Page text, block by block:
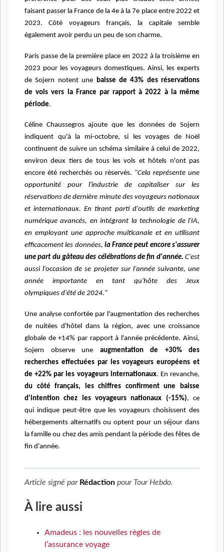
faisant passer la France de la 4e à la 7e place entre 2022 et
2023.Côté voyageurs français, la capitale semble
également avoir perdu un peu de son charme.
Paris passe de la première place en 2022 à la troisième en
2023 pour les voyageurs domestiques. Ainsi, les experts
de Sojern notent une baisse de 43% des réservations
devols vers la France par rapport à 2022 à la même
période.
Céline Chaussegros ajoute que les données de Sojern
indiquent qu'à la mi-octobre, si les voyages de Noël
continuent de suivre un schéma similaire à celui de 2022,
environdeux tiers de tous les vols et hôtels n'ont pas
encore été recherchés ou réservés. "Cela représente une
opportunité pour l'industrie de capitaliser sur les
réservations dedernière minute des voyageurs nationaux
et internationaux. En tirant parti d'outils de marketing
numérique avancés, en intégrant la technologie de l'IA,
en employant une approche multicanale et en utilisant
efficacement les données, la France peut encores'assurer
une part du gâteau des célébrations de fin d'année. C'est
aussi l'occasion de se projeter sur l’année suivante, une
année importante en tant qu'hôte des Jeux
olympiques d'été de 2024."
Une analyse confortée par l'augmentation des recherches
de nuitées d'hôtel dans la région, avec une croissance
globale de +14% par rapport à l'année précédente. Ainsi,
Sojern observe une augmentation de +30% des
recherches effectuées par les voyageurseuropéens et
de +22% par les voyageurs internationaux. En revanche,
du côté français, leschiffres confirment une baisse
d'intention chez les voyageurs nationaux (-15%), ce
qui indique peut-être que les voyageurs choisissent des
hébergements alternatifs ou optent pour un séjour dans
la famille ou chez des amis pendant la période des fêtes de
fin d'année.
Article signé par Rédaction pour Tour Hebdo.
À lire aussi
Amadeus : les nouvelles règles de
l’assurance voyage